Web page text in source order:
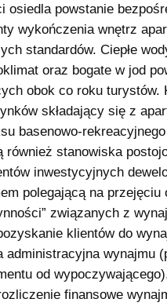
osiedla powstanie
wykończenia wnętrz
standardów. Ciepłe
oraz bogate w jod
obok co roku turystów.
składający się z
basenowo-
stanowiska
inwestycyjnych
polegającą na przejęciu
związanych z
klientów do
administracyjna wynajmu
od
finansowe